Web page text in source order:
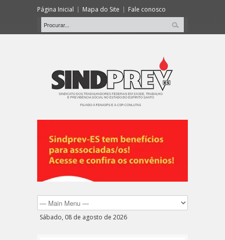
Página Inicial Mapa do Site Fale conosco
Sábado, 08 de agosto de 2026